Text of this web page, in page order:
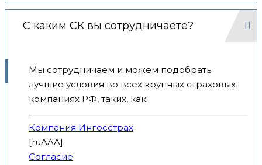
С каким СК вы сотрудничаете?
Мы сотрудничаем и можем подобрать
лучшие условия во всех крупных страховых
компаниях РФ, таких, как:
Компания Ингосстрах
[ruAAA]
Согласие